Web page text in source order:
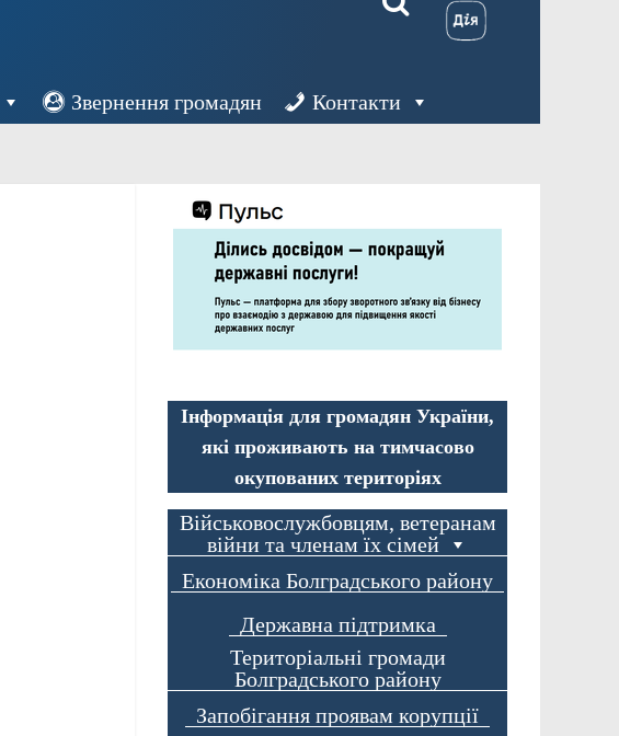
Звернення громадян Контакти
Інформація для громадян України,
які проживають на тимчасово
окупованих територіях
Військовослужбовцям, ветеранам
війни та членам їх сімей
Економіка Болградського району
Державна підтримка
Територіальні громади
Болградського району
Запобігання проявам корупції